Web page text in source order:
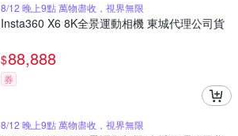
8/12 晚上9點 萬物盡收，視界無限
Insta360 X6 8K全景運動相機 東城代理公司貨
$88,888
券
8/12 晚上9點 萬物盡收，視界無限